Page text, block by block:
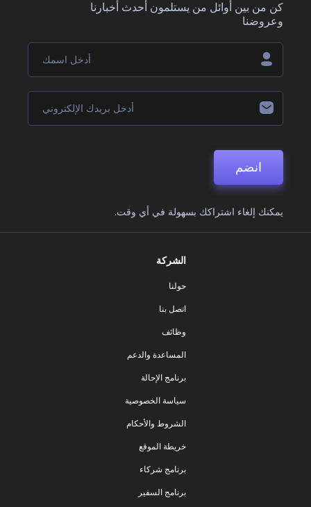
كن من بين أوائل من يستلمون أحدث أخبارنا
وعروضنا
انضم
يمكنك إلغاء اشتراكك بسهولة في أي وقت.
الشركة
حولنا
اتصل بنا
وظائف
المساعدة والدعم
برنامج الإحالة
سياسة الخصوصية
الشروط والأحكام
خريطة الموقع
برنامج شركاء
برنامج السفير